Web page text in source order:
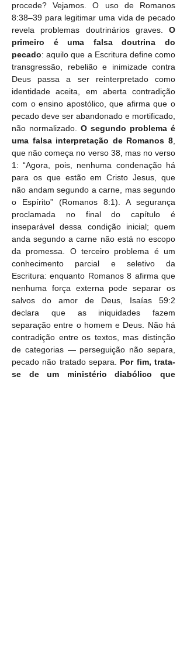
procede? Vejamos. O uso de Romanos
8:38–39 para legitimar uma vida de pecado
revela problemas doutrinários graves. O
primeiro é uma falsa doutrina do
pecado: aquilo que a Escritura define como
transgressão, rebelião e inimizade contra
Deus passa a ser reinterpretado como
identidade aceita, em aberta contradição
com o ensino apostólico, que afirma que o
pecado deve ser abandonado e mortificado,
não normalizado. O segundo problema é
uma falsa interpretação de Romanos 8
que não começa no verso 38, mas no verso
1: “Agora, pois, nenhuma condenação há
para os que estão em Cristo Jesus, que
não andam segundo a carne, mas segundo
o Espírito” (Romanos 8:1). A segurança
proclamada no final do capítulo é
inseparável dessa condição inicial; quem
anda segundo a carne não está no escopo
da promessa. O terceiro problema é um
conhecimento parcial e seletivo da
Escritura: enquanto Romanos 8 afirma que
nenhuma força externa pode separar os
salvos do amor de Deus, Isaías 59:2
declara que as iniquidades fazem
separação entre o homem e Deus. Não há
contradição entre os textos, mas distinção
de categorias — perseguição não separa,
pecado não tratado separa. Por fim, trata-
se de um ministério diabólico que